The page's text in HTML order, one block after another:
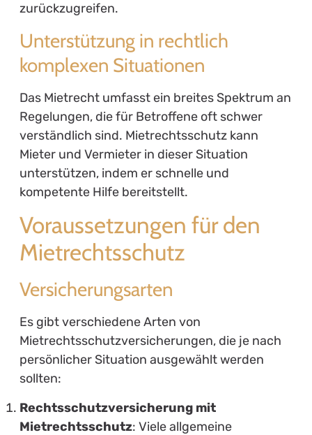
zurückzugreifen.
Unterstützung in rechtlich
komplexen Situationen
Das Mietrecht umfasst ein breites Spektrum an
Regelungen, die für Betroffene oft schwer
verständlich sind. Mietrechtsschutz kann
Mieter und Vermieter in dieser Situation
unterstützen, indem er schnelle und
kompetente Hilfe bereitstellt.
Voraussetzungen für den
Mietrechtsschutz
Versicherungsarten
Es gibt verschiedene Arten von
Mietrechtsschutzversicherungen, die je nach
persönlicher Situation ausgewählt werden
sollten:
Rechtsschutzversicherung mit
Mietrechtsschutz: Viele allgemeine